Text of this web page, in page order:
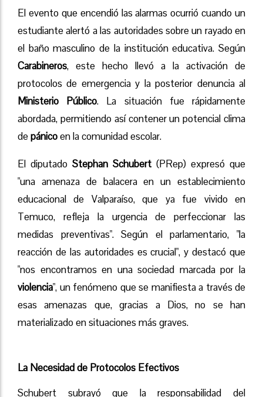
El evento que encendió las alarmas ocurrió cuando un
estudiante alertó a las autoridades sobre un rayado en
el baño masculino de la institución educativa. Según
Carabineros, este hecho llevó a la activación de
protocolos de emergencia y la posterior denuncia al
Ministerio Público. La situación fue rápidamente
abordada, permitiendo así contener un potencial clima
depánicoen la comunidad escolar.
El diputado Stephan Schubert(PRep) expresó que
"una amenaza de balacera en un establecimiento
educacional de Valparaíso, que ya fue vivido en
Temuco, refleja la urgencia de perfeccionar las
medidas preventivas". Según el parlamentario, "la
reacción de las autoridades es crucial", y destacó que
"nos encontramos en una sociedad marcada por la
violencia", un fenómeno que se manifiesta a través de
esas amenazas que, gracias a Dios, no se han
materializado en situaciones más graves.
La Necesidad de Protocolos Efectivos
Schubert subrayó que la responsabilidad del